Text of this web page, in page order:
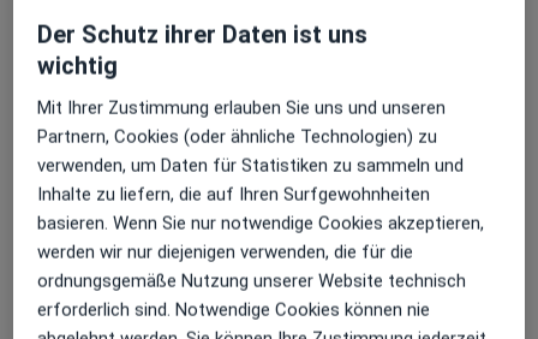
Praxis
Praxis Dr.med. Sylke Waibel Fachärztin für
Innere Medizin
Industriestr. 13/1, 74909Meckesheim
Zu Google Mapsöffnet in einer neuen
Verfügbarkeit
Dr. med. Sylke Waibel bietet an diesem Standort
über Jameda keine Online-Terminbuchung an
Der Schutz ihrer Daten ist uns
wichtig
Mit Ihrer Zustimmung erlauben Sie uns und unseren
Partnern, Cookies (oder ähnliche Technologien) zu
verwenden, um Daten für Statistiken zu sammeln und
Inhalte zu liefern, die auf Ihren Surfgewohnheiten
basieren. Wenn Sie nur notwendige Cookies akzeptieren,
werden wir nur diejenigen verwenden, die für die
ordnungsgemäße Nutzung unserer Website technisch
erforderlich sind. Notwendige Cookies können nie